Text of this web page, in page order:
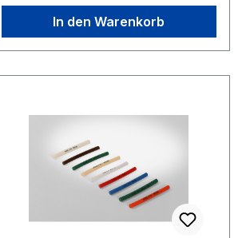
Zugstrang nein Shorehärte 88°
Shore A
In den Warenkorb